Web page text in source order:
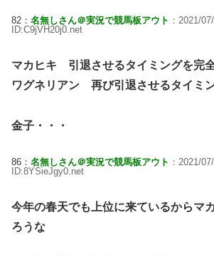
82： 名無しさん＠実況で競馬板アウト ：2021/
ID:C9jVH20j0.net
マカヒキ 引退させるタイミングを完
ワグネリアン 再び引退させるタイミ
金子・・・
86： 名無しさん＠実況で競馬板アウト ：2021/
ID:8YSieJgy0.net
今年の春天でも上位に来ているからマ
ろうな